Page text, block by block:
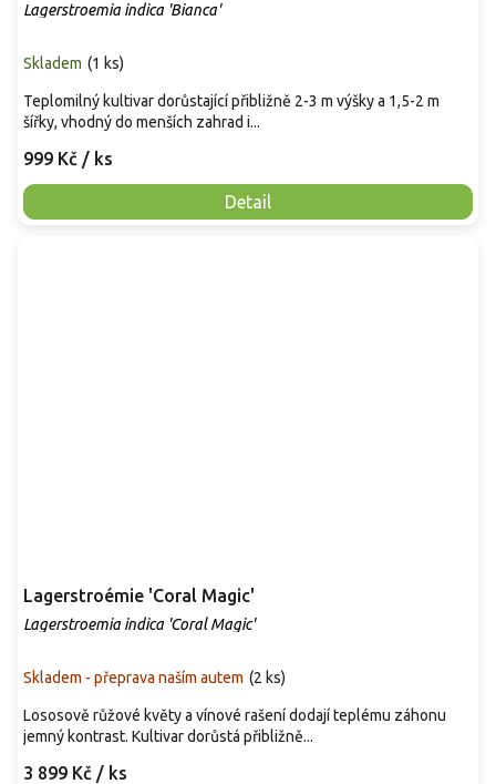
Lagerstroemia indica 'Bianca'
Skladem (1 ks)
999 Kč / ks
Detail
Teplomilný kultivar dorůstající přibližně 2-3 m výšky a 1,5-2 m
šířky, vhodný do menších zahrad i...
Lagerstroémie 'Coral Magic'
Lagerstroemia indica 'Coral Magic'
Skladem - přeprava naším autem (2 ks)
3 899 Kč / ks
Lososově růžové květy a vínové rašení dodají teplému záhonu
jemný kontrast. Kultivar dorůstá přibližně...